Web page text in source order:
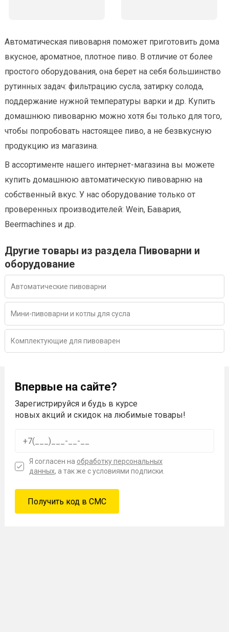
Автоматическая пивоварня поможет приготовить дома
вкусное, ароматное, плотное пиво. В отличие от более
простого оборудования, она берет на себя большинство
рутинных задач: фильтрацию сусла, затирку солода,
поддержание нужной температуры варки и др. Купить
домашнюю пивоварню можно хотя бы только для того,
чтобы попробовать настоящее пиво, а не безвкусную
продукцию из магазина.
В ассортименте нашего интернет-магазина вы можете
купить домашнюю автоматическую пивоварню на
собственный вкус. У нас оборудование только от
проверенных производителей: Wein, Бавария,
Beermachines и др.
Другие товары из раздела Пивоварни и
оборудование
Автоматические пивоварни
Мини-пивоварни и котлы для сусла
Комплектующие для пивоварен
Впервые на сайте?
Зарегистрируйся и будь в курсе
новых акций и скидок на любимые товары!
Я согласен на обработку персональных
данных, а так же с условиями подписки.